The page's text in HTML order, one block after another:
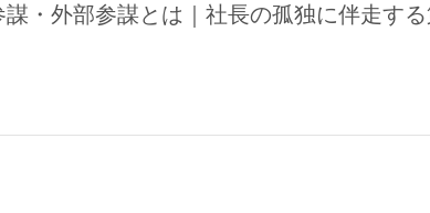
謀・外部参謀とは｜社長の孤独に伴走する